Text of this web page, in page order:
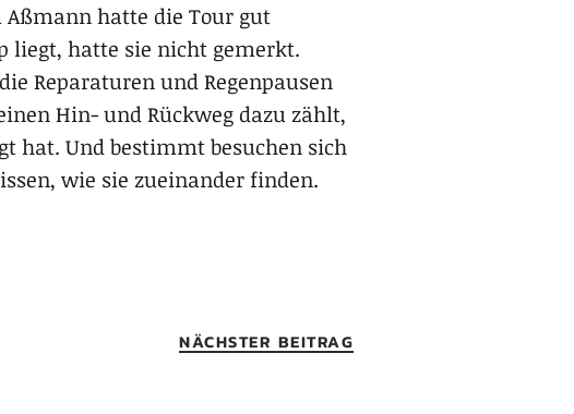
hatte die Tour gut
liegt, hatte sie nicht gemerkt.
Reparaturen und Regenpausen
Hin- und Rückweg dazu zählt,
hat. Und bestimmt besuchen sich
wie sie zueinander finden.
NÄCHSTER BEITRAG